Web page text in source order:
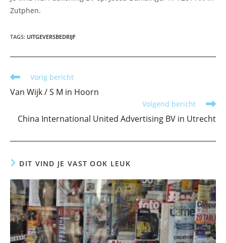
Zutphen.
TAGS: UITGEVERSBEDRIJF
Lees
artikelen
Vorig bericht
Van Wijk / S M in Hoorn
Volgend bericht
China International United Advertising BV in Utrecht
DIT VIND JE VAST OOK LEUK